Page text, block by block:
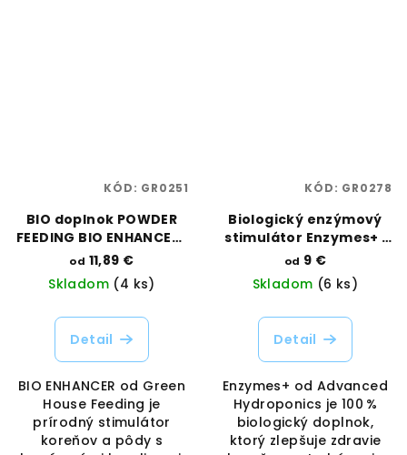
BIO doplnok POWDER
FEEDING BIO ENHANCER |
Green House Feeding |
Vaporama
od 11,89 €
Skladom (4 ks)
Detail
BIO ENHANCER od Green
House Feeding je
prírodný stimulátor
koreňov a pôdy s
KÓD: GR0251
Biologický enzýmový
stimulátor Enzymes+ |
Advanced Hydroponics
| Vaporama
od 9 €
Skladom (6 ks)
Detail
Enzymes+ od Advanced
Hydroponics je 100 %
biologický doplnok,
ktorý zlepšuje zdravie
KÓD: GR0278